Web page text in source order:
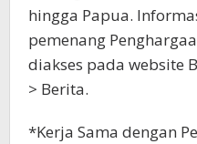
hingga Papua.
pemenang
diakses pada website
> Berita.
*Kerja Sama dengan